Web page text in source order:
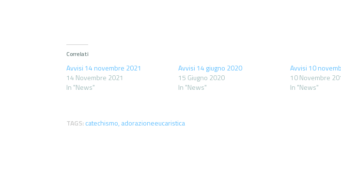
Correlati
Avvisi 14 novembre 2021
14 Novembre 2021
In "News"
Avvisi 14 giugno 2020
15 Giugno 2020
In "News"
Avvisi 10
10 Novembre
In "News"
TAGS:catechismo, adorazioneeucaristica